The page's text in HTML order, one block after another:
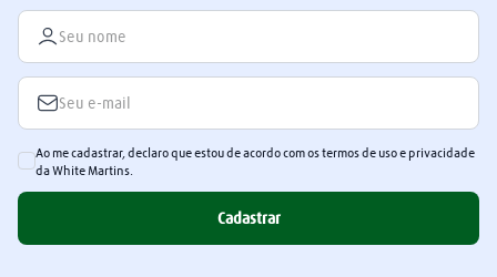
Ao me cadastrar, declaro que estou de acordo com os termos de uso e privacidade
da White Martins.
Cadastrar